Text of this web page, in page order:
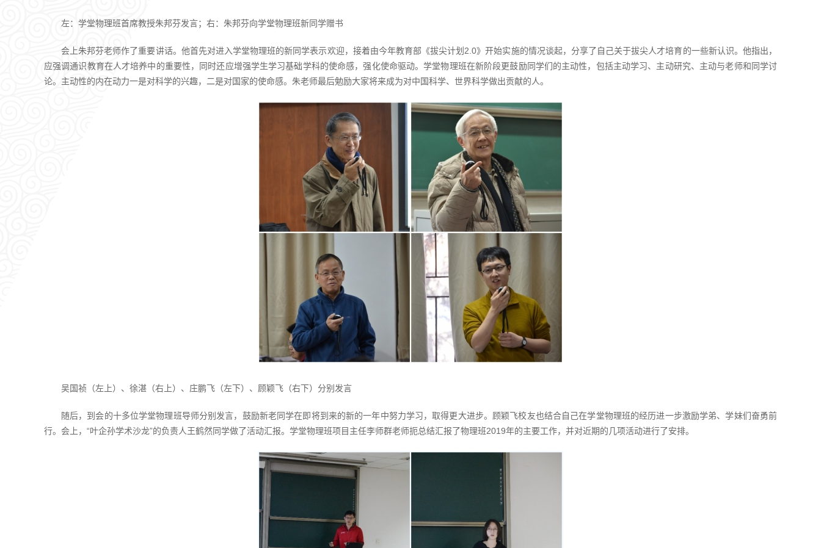
左：学堂物理班首席教授朱邦芬发言；右：朱邦芬向学堂物理班新同学赠书
会上朱邦芬老师作了重要讲话。他首先对进入学堂物理班的新同学表示欢迎，接着由今年教育部《拔尖计划2.0》开始实施的情况谈起，分享了自己关于拔尖人才培育的一些新认识。他指出，
应强调通识教育在人才培养中的重要性，同时还应增强学生学习基础学科的使命感，强化使命驱动。学堂物理班在新阶段更鼓励同学们的主动性，包括主动学习、主动研究、主动与老师和同学讨
论。主动性的内在动力一是对科学的兴趣，二是对国家的使命感。朱老师最后勉励大家将来成为对中国科学、世界科学做出贡献的人。
吴国祯（左上）、徐湛（右上）、庄鹏飞（左下）、顾颖飞（右下）分别发言
随后，到会的十多位学堂物理班导师分别发言，鼓励新老同学在即将到来的新的一年中努力学习，取得更大进步。顾颖飞校友也结合自己在学堂物理班的经历进一步激励学弟、学妹们奋勇前
行。会上，“叶企孙学术沙龙”的负责人王鹤然同学做了活动汇报。学堂物理班项目主任李师群老师扼总结汇报了物理班2019年的主要工作，并对近期的几项活动进行了安排。